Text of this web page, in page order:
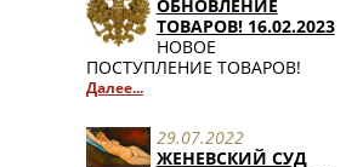
ОБНОВЛЕНИЕ
ТОВАРОВ! 16.02.2023
НОВОЕ
ПОСТУПЛЕНИЕ ТОВАРОВ!
Далее...
29.07.2022
ЖЕНЕВСКИЙ СУД